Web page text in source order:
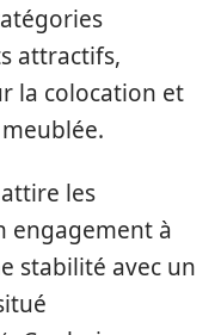
attractifs,
la colocation et
les
engagement à
stabilité avec un